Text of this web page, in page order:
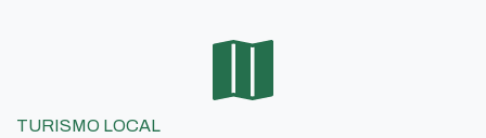
TURISMO LOCAL